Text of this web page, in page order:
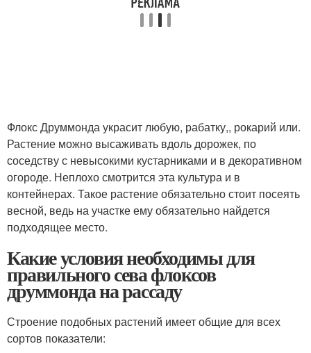
Флокс Друммонда украсит любую, рабатку,, рокарий или.
Растение можно высаживать вдоль дорожек, по
соседству с невысокими кустарниками и в декоративном
огороде. Неплохо смотрится эта культура и в
контейнерах. Такое растение обязательно стоит посеять
весной, ведь на участке ему обязательно найдется
подходящее место.
Какие условия необходимы для
правильного сева флоксов
друммонда на рассаду
Строение подобных растений имеет общие для всех
сортов показатели: